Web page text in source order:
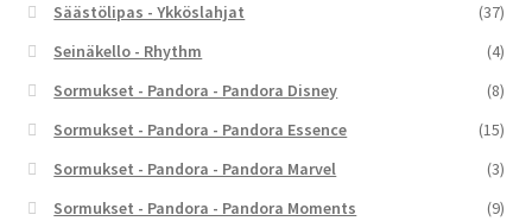
Säästölipas - Ykköslahjat
(37)
Seinäkello - Rhythm
(4)
Sormukset - Pandora - Pandora Disney
(8)
Sormukset - Pandora - Pandora Essence
(15)
Sormukset - Pandora - Pandora Marvel
(3)
Sormukset - Pandora - Pandora Moments
(9)